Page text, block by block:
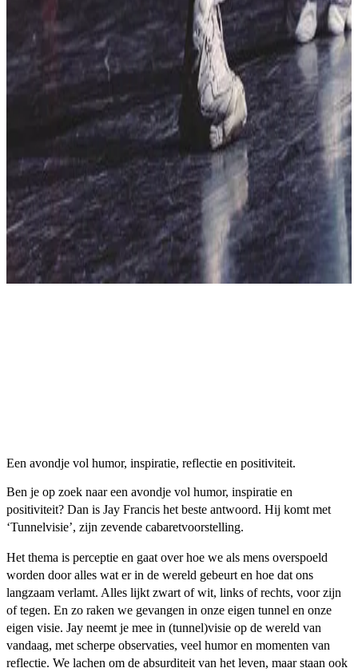
Een avondje vol humor, inspiratie, reflectie en positiviteit.
Ben je op zoek naar een avondje vol humor, inspiratie en
positiviteit? Dan is Jay Francis het beste antwoord. Hij komt met
‘Tunnelvisie’, zijn zevende cabaretvoorstelling.
Het thema is perceptie en gaat over hoe we als mens overspoeld
worden door alles wat er in de wereld gebeurt en hoe dat ons
langzaam verlamt. Alles lijkt zwart of wit, links of rechts, voor zijn
of tegen. En zo raken we gevangen in onze eigen tunnel en onze
eigen visie. Jay neemt je mee in (tunnel)visie op de wereld van
vandaag, met scherpe observaties, veel humor en momenten van
reflectie. We lachen om de absurditeit van het leven, maar staan ook